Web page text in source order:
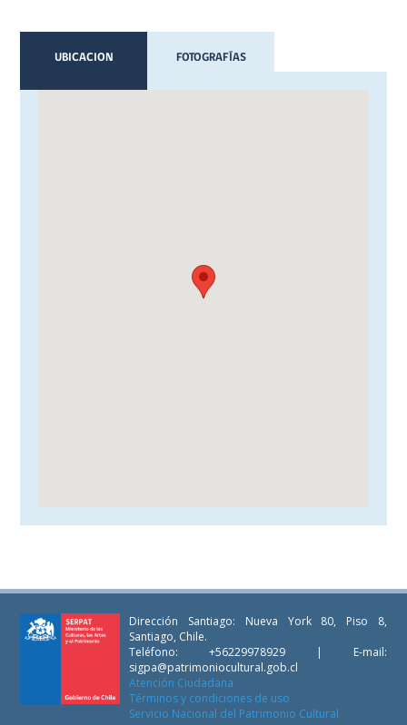
UBICACION FOTOGRAFÍAS
Dirección Santiago: Nueva York 80, Piso 8,
Santiago, Chile.
Teléfono: +56229978929 | E-mail:
sigpa@patrimoniocultural.gob.cl
Atención Ciudadana
Términos y condiciones de uso
Servicio Nacional del Patrimonio Cultural